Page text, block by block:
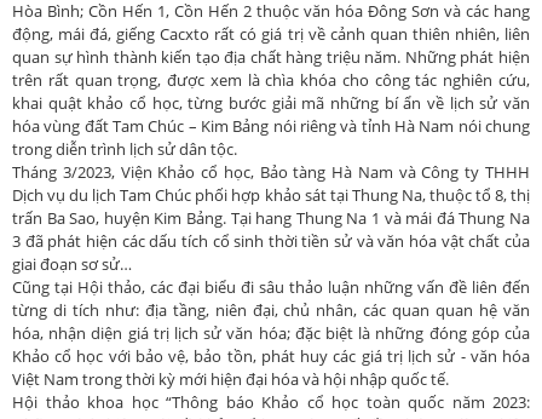
Hòa Bình; Cồn Hến 1, Cồn Hến 2 thuộc văn hóa Đông Sơn và các hang
động, mái đá, giếng Cacxto rất có giá trị về cảnh quan thiên nhiên, liên
quan sự hình thành kiến tạo địa chất hàng triệu năm. Những phát hiện
trên rất quan trọng, được xem là chìa khóa cho công tác nghiên cứu,
khai quật khảo cổ học, từng bước giải mã những bí ẩn về lịch sử văn
hóa vùng đất Tam Chúc – Kim Bảng nói riêng và tỉnh Hà Nam nói chung
trong diễn trình lịch sử dân tộc.
Tháng 3/2023, Viện Khảo cổ học, Bảo tàng Hà Nam và Công ty THHH
Dịch vụ du lịch Tam Chúc phối hợp khảo sát tại Thung Na, thuộc tổ 8, thị
trấn Ba Sao, huyện Kim Bảng. Tại hang Thung Na 1 và mái đá Thung Na
3 đã phát hiện các dấu tích cổ sinh thời tiền sử và văn hóa vật chất của
giai đoạn sơ sử…
Cũng tại Hội thảo, các đại biểu đi sâu thảo luận những vấn đề liên đến
từng di tích như: địa tầng, niên đại, chủ nhân, các quan quan hệ văn
hóa, nhận diện giá trị lịch sử văn hóa; đặc biệt là những đóng góp của
Khảo cổ học với bảo vệ, bảo tồn, phát huy các giá trị lịch sử - văn hóa
Việt Nam trong thời kỳ mới hiện đại hóa và hội nhập quốc tế.
Hội thảo khoa học “Thông báo Khảo cổ học toàn quốc năm 2023: